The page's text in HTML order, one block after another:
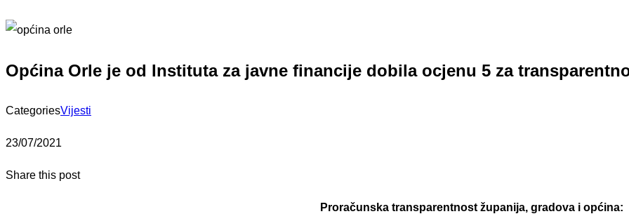
Općina Orle je od Instituta za javne financije dobila ocjenu 5 za
CategoriesVijesti
23/07/2021
Share this post
Proračunska transparentnost županija, gradova i općina: